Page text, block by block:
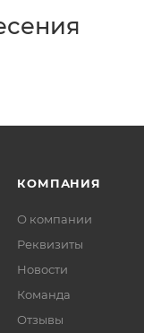
КОМПАНИЯ
О компании
Реквизиты
Новости
Команда
Отзывы